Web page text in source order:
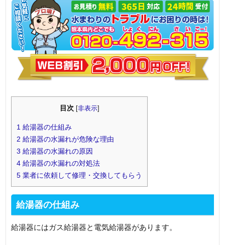
目次 [非表示]
1 給湯器の仕組み
2 給湯器の水漏れが危険な理由
3 給湯器の水漏れの原因
4 給湯器の水漏れの対処法
5 業者に依頼して修理・交換してもらう
給湯器の仕組み
給湯器にはガス給湯器と電気給湯器があります。